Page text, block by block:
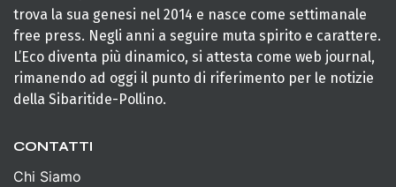
trova la sua genesi nel 2014 e nasce come settimanale
free press. Negli anni a seguire muta spirito e carattere.
L’Eco diventa più dinamico, si attesta come web journal,
rimanendo ad oggi il punto di riferimento per le notizie
della Sibaritide-Pollino.
CONTATTI
Chi Siamo